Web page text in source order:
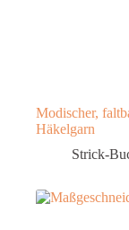
Modischer,
Häkelgarn
Strick-